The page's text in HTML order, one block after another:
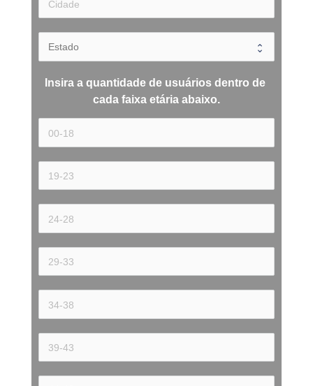
Insira a quantidade de usuários dentro de
cada faixa etária abaixo.